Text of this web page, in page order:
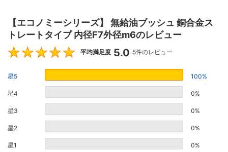
【エコノミーシリーズ】 無給油ブッシュ 銅合金ス
トレートタイプ 内径F7外径m6のレビュー
5
平均満足度 5.0 5件のレビュー
星5 100%
星4 0%
星3 0%
星2 0%
星1 0%